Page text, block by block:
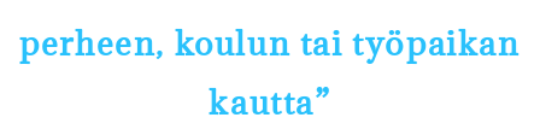
perheen, koulun tai työpaikan
kautta”